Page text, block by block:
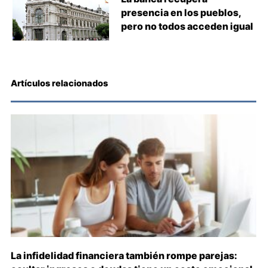
presencia en los pueblos,
pero no todos acceden igual
Artículos relacionados
La infidelidad financiera también rompe parejas: